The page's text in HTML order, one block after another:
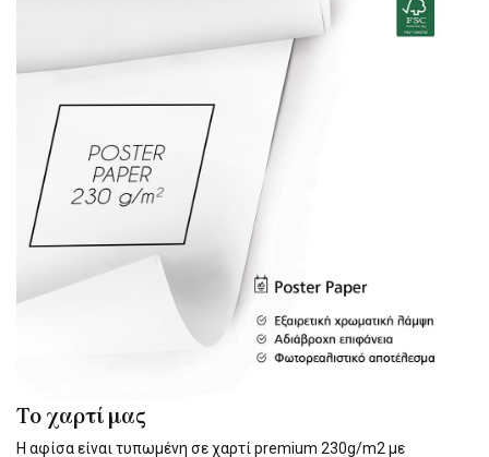
Το χαρτί μας
Η αφίσα είναι τυπωμένη σε χαρτί premium 230g/m2 με